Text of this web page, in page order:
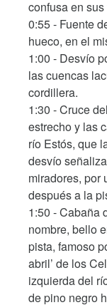
confusa en
0:55 - Fuente
hueco, en el
1:00 - Desvío
las cuencas
cordillera.
1:30 - Cruce
estrecho y las
río Estós, que
desvío
miradores, por
después a la
1:50 - Cabaña
nombre, bello
pista, famoso
abril’ de los
izquierda del
de pino negro